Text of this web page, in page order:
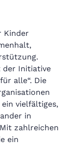
Kinder
der Initiative
alle“. Die
vielfältiges,
in
zahlreichen
ein